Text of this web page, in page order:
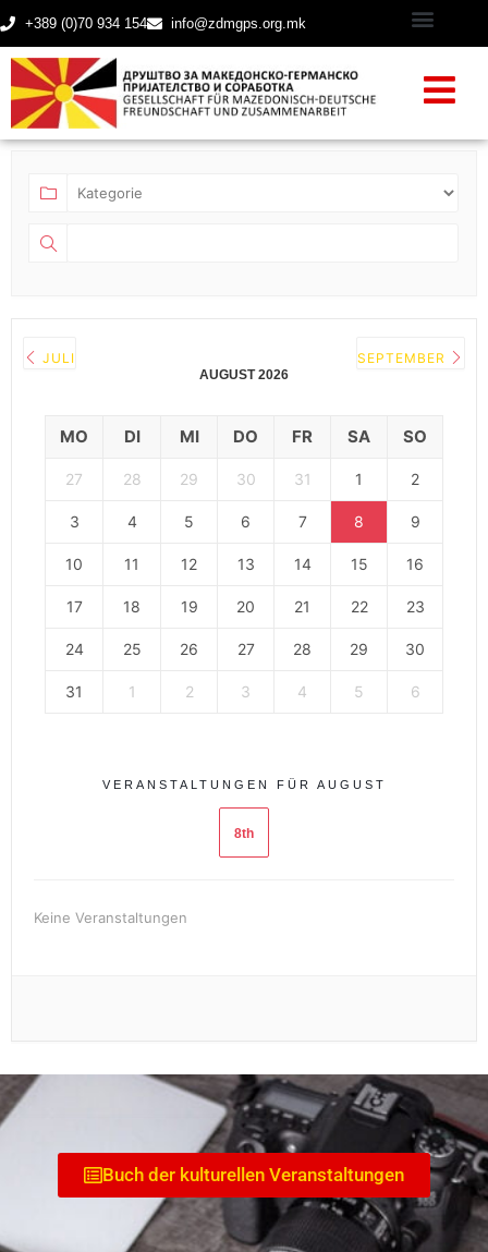
+389 (0)70 934 154 info@zdmgps.org.mk
JULI
AUGUST 2026
SEPTEMBER
MO DI MI DO FR SA SO
27 28 29 30 31 1 2
3 4 5 6 7 8 9
10 11 12 13 14 15 16
17 18 19 20 21 22 23
24 25 26 27 28 29 30
31 1 2 3 4 5 6
VERANSTALTUNGEN FÜR AUGUST
8th
Keine Veranstaltungen
Buch der kulturellen Veranstaltungen